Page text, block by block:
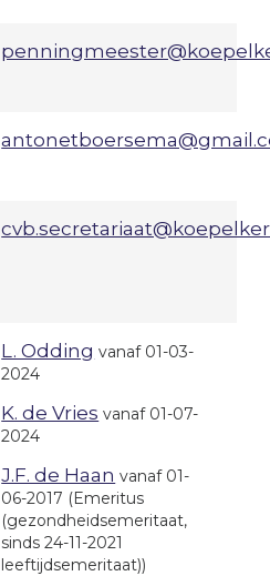
L. Odding vanaf 01-03-
2024
K. de Vries vanaf 01-07-
2024
J.F. de Haan vanaf 01-
06-2017 (Emeritus
(gezondheidsemeritaat,
sinds 24-11-2021
leeftijdsemeritaat))